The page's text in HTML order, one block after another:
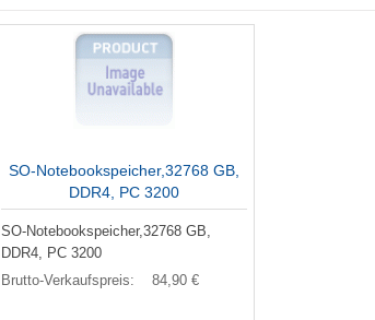
SO-Notebookspeicher,32768 GB,
DDR4, PC 3200
SO-Notebookspeicher,32768 GB,
DDR4, PC 3200
Brutto-Verkaufspreis:
84,90 €